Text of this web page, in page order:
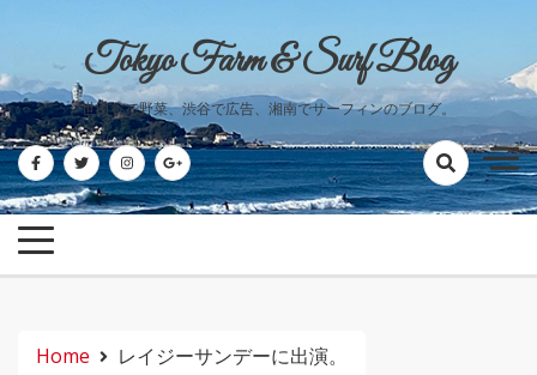
content
Tokyo Farm & Surf Blog
世田谷で野菜、渋谷で広告、湘南でサーフィンのブログ。
Home レイジーサンデーに出演。